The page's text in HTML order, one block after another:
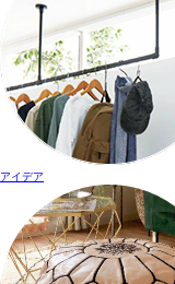
アイデア